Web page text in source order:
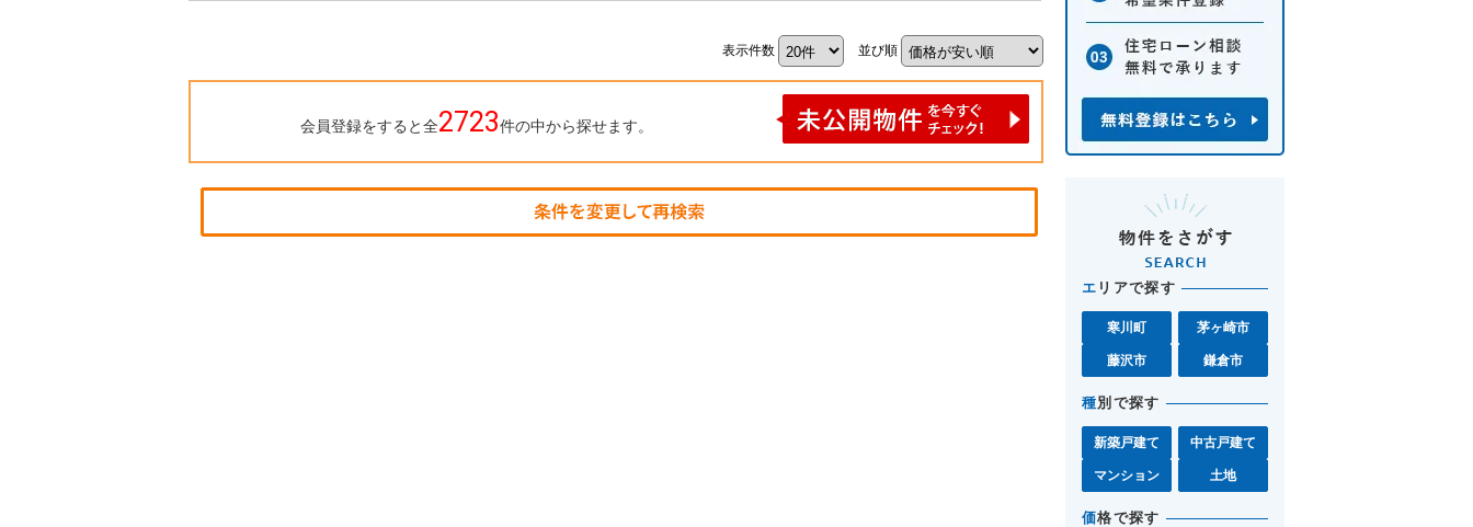
表示件数 並び順
会員登録をすると全2723件の中から探せます。
エ リアで探す
寒川町 茅ヶ崎市
藤沢市 鎌倉市
種別で探す
新築戸建て 中古戸建て
マンション 土地
価格で探す